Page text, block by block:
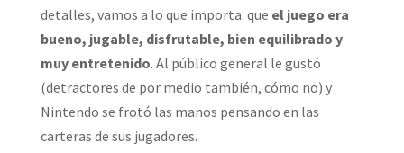
detalles, vamos a lo que importa: que el juego era
bueno, jugable, disfrutable, bien equilibrado y
muy entretenido. Al público general le gustó
(detractores de por medio también, cómo no) y
Nintendo se frotó las manos pensando en las
carteras de sus jugadores.